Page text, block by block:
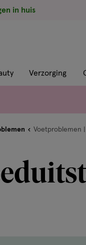
in huis
Verzorging
Voetproblemen